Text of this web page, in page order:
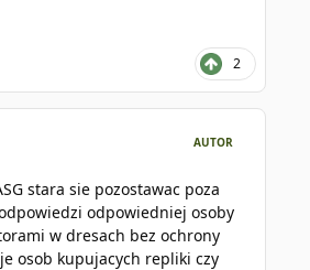
2
AUTOR
stara sie pozostawac poza
odpowiedniej osoby
w dresach bez ochrony
osob kupujacych repliki czy